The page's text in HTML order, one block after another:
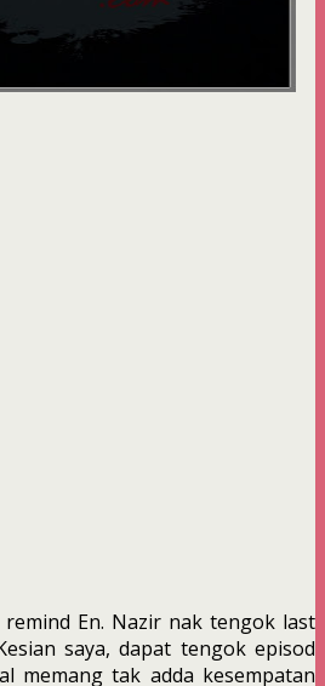
En. Nazir nak tengok last
saya, dapat tengok episod
memang tak adda kesempatan